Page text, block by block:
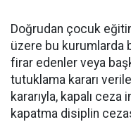
Doğrudan çocuk
üzere bu kurumlarda
firar edenler veya
tutuklama kararı
kararıyla, kapalı
kapatma disiplin